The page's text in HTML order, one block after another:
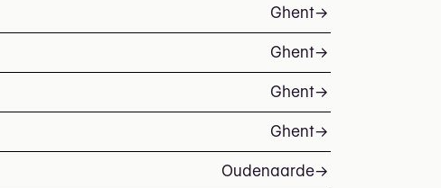
Ghent→
Ghent→
Ghent→
Ghent→
Oudenaarde→